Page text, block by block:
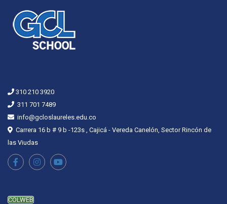
310 210 3920
311 701 7489
info@gcloslaureles.edu.co
Carrera 16 b # 9 b -123s , Cajicá - Vereda Canelón, Sector Rincón de
las Viudas
COLWEB